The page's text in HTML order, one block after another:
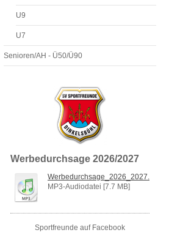
U9
U7
Senioren/AH - Ü50/Ü90
Werbedurchsage 2026/2027
Werbedurchsage_2026_2027.mp3
MP3-Audiodatei [7.7 MB]
Sportfreunde auf Facebook